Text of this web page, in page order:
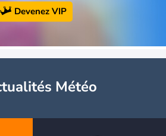
Devenez VIP
Météo